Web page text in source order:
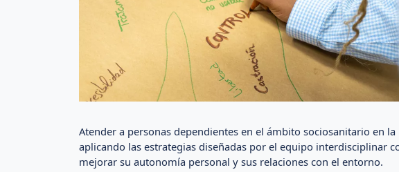
Atender a personas dependientes en el ámbito sociosanitario en
aplicando las estrategias diseñadas por el equipo interdisciplinar
mejorar su autonomía personal y sus relaciones con el entorno.